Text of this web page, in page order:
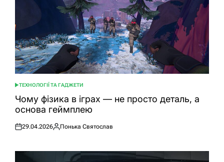
ОПУБЛІКУВАТИ
У
ТЕХНОЛОГІЇ ТА ГАДЖЕТИ
Чому фізика в іграх — не просто деталь, а
основа геймплею
Оприлюднено
29.04.2026
Опубліковано
Понька Святослав